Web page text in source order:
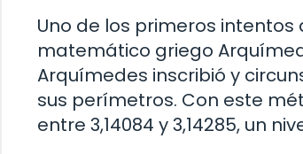
Uno de los primeros
matemático griego
Arquímedes inscribió y
sus perímetros. Con este
entre 3,14084 y 3,14285, un